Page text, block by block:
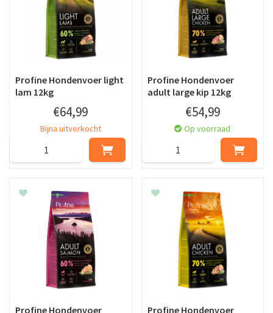
Profine Hondenvoer light
lam 12kg
€64,99
Bijna uitverkocht
Profine Hondenvoer
adult large kip 12kg
€54,99
Op voorraad
Profine Hondenvoer Profine Hondenvoer